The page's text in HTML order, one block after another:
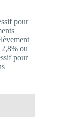
pour
ou
pour